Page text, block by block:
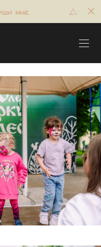
Для заказа съёмки, напиши